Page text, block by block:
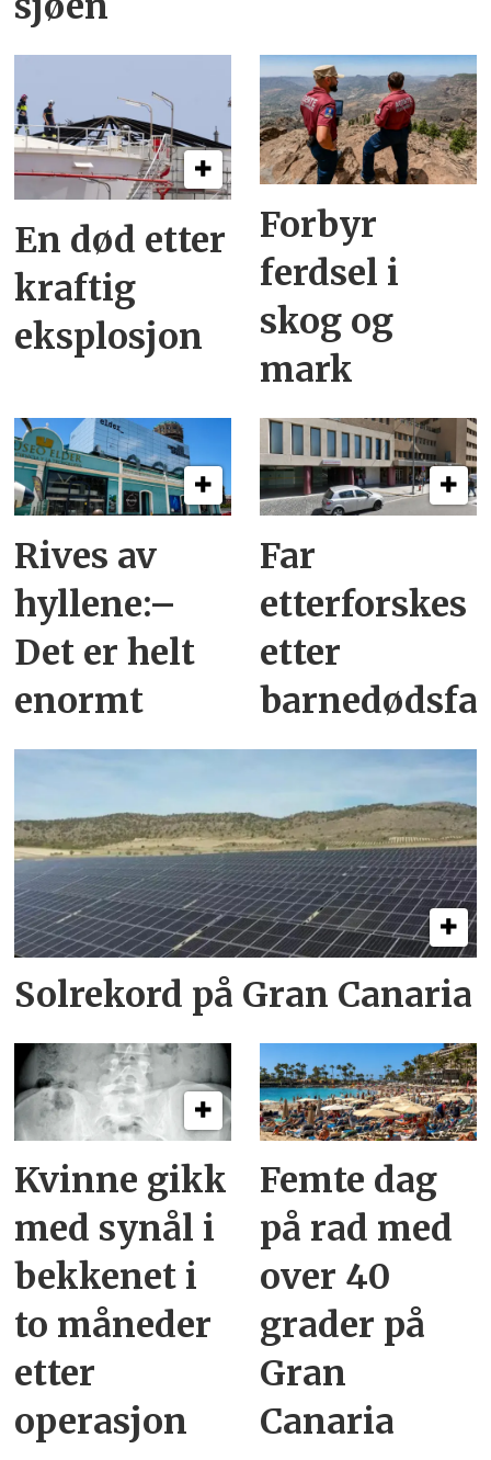
En død etter
kraftig
eksplosjon
Forbyr
ferdsel i
skog og
mark
Rives av
hyllene:–
Det er helt
enormt
Far
etterforskes
etter
Solrekord på Gran Canaria
Kvinne gikk
med synål i
bekkenet i
to måneder
etter
operasjon
Femte dag
på rad med
over 40
grader på
Gran
Canaria